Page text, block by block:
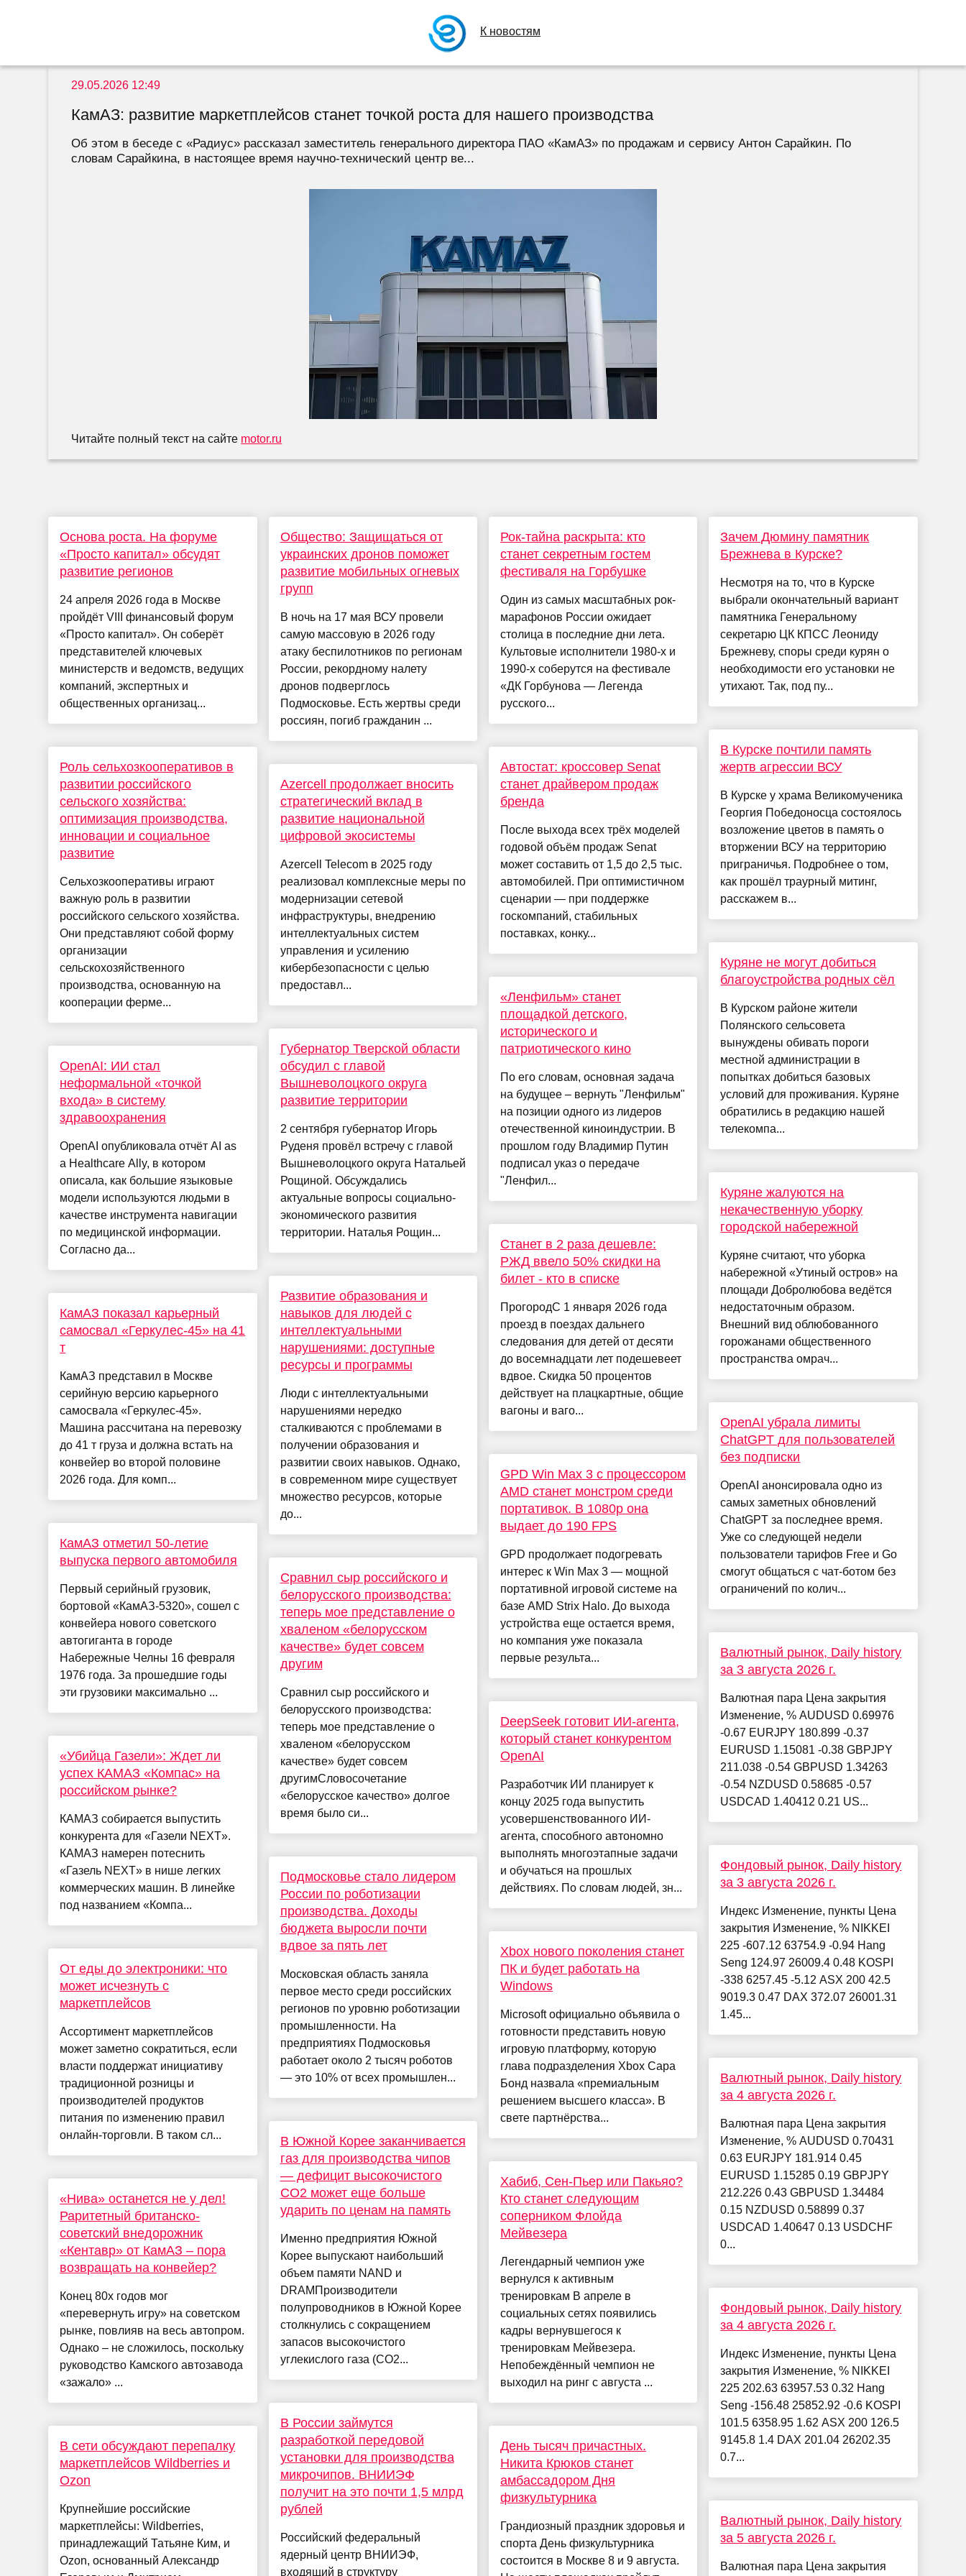
К новостям
29.05.2026 12:49
КамАЗ: развитие маркетплейсов станет точкой роста для нашего производства
Об этом в беседе с «Радиус» рассказал заместитель генерального директора ПАО «КамАЗ» по продажам и сервису Антон Сарайкин. По
словам Сарайкина, в настоящее время научно-технический центр ве...
Читайте полный текст на сайте motor.ru
Основа роста. На форуме
«Просто капитал» обсудят
развитие регионов
24 апреля 2026 года в Москве
пройдёт VIII финансовый форум
«Просто капитал». Он соберёт
представителей ключевых
министерств и ведомств, ведущих
компаний, экспертных и
общественных организац...
Роль сельхозкооперативов в
развитии российского
сельского хозяйства:
оптимизация производства,
инновации и социальное
развитие
Сельхозкооперативы играют
важную роль в развитии
российского сельского хозяйства.
Они представляют собой форму
организации
сельскохозяйственного
производства, основанную на
кооперации ферме...
OpenAI: ИИ стал
неформальной «точкой
входа» в систему
здравоохранения
OpenAI опубликовала отчёт AI as
a Healthcare Ally, в котором
описала, как большие языковые
модели используются людьми в
качестве инструмента навигации
по медицинской информации.
Согласно да...
КамАЗ показал карьерный
самосвал «Геркулес-45» на 41
т
КамАЗ представил в Москве
серийную версию карьерного
самосвала «Геркулес-45».
Машина рассчитана на перевозку
до 41 т груза и должна встать на
конвейер во второй половине
2026 года. Для комп...
КамАЗ отметил 50-летие
выпуска первого автомобиля
Первый серийный грузовик,
бортовой «КамАЗ-5320», сошел с
конвейера нового советского
автогиганта в городе
Набережные Челны 16 февраля
1976 года. За прошедшие годы
эти грузовики максимально ...
«Убийца Газели»: Ждет ли
успех КАМАЗ «Компас» на
российском рынке?
КАМАЗ собирается выпустить
конкурента для «Газели NEXT».
КАМАЗ намерен потеснить
«Газель NEXT» в нише легких
коммерческих машин. В линейке
под названием «Компа...
От еды до электроники: что
может исчезнуть с
маркетплейсов
Ассортимент маркетплейсов
может заметно сократиться, если
власти поддержат инициативу
традиционной розницы и
производителей продуктов
питания по изменению правил
онлайн-торговли. В таком сл...
«Нива» останется не у дел!
Раритетный британско-
советский внедорожник
«Кентавр» от КамАЗ – пора
возвращать на конвейер?
Конец 80х годов мог
«перевернуть игру» на советском
рынке, повлияв на весь автопром.
Однако – не сложилось, поскольку
руководство Камского автозавода
«зажало» ...
В сети обсуждают перепалку
маркетплейсов Wildberries и
Ozon
Крупнейшие российские
маркетплейсы: Wildberries,
принадлежащий Татьяне Ким, и
Ozon, основанный Александр
Общество: Защищаться от
украинских дронов поможет
развитие мобильных огневых
групп
В ночь на 17 мая ВСУ провели
самую массовую в 2026 году
атаку беспилотников по регионам
России, рекордному налету
дронов подверглось
Подмосковье. Есть жертвы среди
россиян, погиб гражданин ...
Azercell продолжает вносить
стратегический вклад в
развитие национальной
цифровой экосистемы
Azercell Telecom в 2025 году
реализовал комплексные меры по
модернизации сетевой
инфраструктуры, внедрению
интеллектуальных систем
управления и усилению
кибербезопасности с целью
предоставл...
Губернатор Тверской области
обсудил с главой
Вышневолоцкого округа
развитие территории
2 сентября губернатор Игорь
Руденя провёл встречу с главой
Вышневолоцкого округа Натальей
Рощиной. Обсуждались
актуальные вопросы социально-
экономического развития
территории. Наталья Рощин...
Развитие образования и
навыков для людей с
интеллектуальными
нарушениями: доступные
ресурсы и программы
Люди с интеллектуальными
нарушениями нередко
сталкиваются с проблемами в
получении образования и
развитии своих навыков. Однако,
в современном мире существует
множество ресурсов, которые
до...
Сравнил сыр российского и
белорусского производства:
теперь мое представление о
хваленом «белорусском
качестве» будет совсем
другим
Сравнил сыр российского и
белорусского производства:
теперь мое представление о
хваленом «белорусском
качестве» будет совсем
другимСловосочетание
«белорусское качество» долгое
время было си...
Подмосковье стало лидером
России по роботизации
производства. Доходы
бюджета выросли почти
вдвое за пять лет
Московская область заняла
первое место среди российских
регионов по уровню роботизации
промышленности. На
предприятиях Подмосковья
работает около 2 тысяч роботов
— это 10% от всех промышлен...
В Южной Корее заканчивается
газ для производства чипов
— дефицит высокочистого
CO2 может еще больше
ударить по ценам на память
Именно предприятия Южной
Корее выпускают наибольший
объем памяти NAND и
DRAMПроизводители
полупроводников в Южной Корее
столкнулись с сокращением
запасов высокочистого
углекислого газа (CO2...
В России займутся
разработкой передовой
установки для производства
микрочипов. ВНИИЭФ
получит на это почти 1,5 млрд
рублей
Российский федеральный
ядерный центр ВНИИЭФ,
входящий в структуру
Рок-тайна раскрыта: кто
станет секретным гостем
фестиваля на Горбушке
Один из самых масштабных рок-
марафонов России ожидает
столица в последние дни лета.
Культовые исполнители 1980-х и
1990-х соберутся на фестивале
«ДК Горбунова — Легенда
русского...
Автостат: кроссовер Senat
станет драйвером продаж
бренда
После выхода всех трёх моделей
годовой объём продаж Senat
может составить от 1,5 до 2,5 тыс.
автомобилей. При оптимистичном
сценарии — при поддержке
госкомпаний, стабильных
поставках, конку...
«Ленфильм» станет
площадкой детского,
исторического и
патриотического кино
По его словам, основная задача
на будущее – вернуть "Ленфильм"
на позиции одного из лидеров
отечественной киноиндустрии. В
прошлом году Владимир Путин
подписал указ о передаче
"Ленфил...
Станет в 2 раза дешевле:
РЖД ввело 50% скидки на
билет - кто в списке
ПрогородС 1 января 2026 года
проезд в поездах дальнего
следования для детей от десяти
до восемнадцати лет подешевеет
вдвое. Скидка 50 процентов
действует на плацкартные, общие
вагоны и ваго...
GPD Win Max 3 с процессором
AMD станет монстром среди
портативок. В 1080p она
выдает до 190 FPS
GPD продолжает подогревать
интерес к Win Max 3 — мощной
портативной игровой системе на
базе AMD Strix Halo. До выхода
устройства еще остается время,
но компания уже показала
первые результа...
DeepSeek готовит ИИ-агента,
который станет конкурентом
OpenAI
Разработчик ИИ планирует к
концу 2025 года выпустить
усовершенствованного ИИ-
агента, способного автономно
выполнять многоэтапные задачи
и обучаться на прошлых
действиях. По словам людей, зн...
Xbox нового поколения станет
ПК и будет работать на
Windows
Microsoft официально объявила о
готовности представить новую
игровую платформу, которую
глава подразделения Xbox Сара
Бонд назвала «премиальным
решением высшего класса». В
свете партнёрства...
Хабиб, Сен-Пьер или Пакьяо?
Кто станет следующим
соперником Флойда
Мейвезера
Легендарный чемпион уже
вернулся к активным
тренировкам В апреле в
социальных сетях появились
кадры вернувшегося к
тренировкам Мейвезера.
Непобеждённый чемпион не
выходил на ринг с августа ...
День тысяч причастных.
Никита Крюков станет
амбассадором Дня
физкультурника
Грандиозный праздник здоровья и
спорта День физкультурника
состоится в Москве 8 и 9 августа.
Зачем Дюмину памятник
Брежнева в Курске?
Несмотря на то, что в Курске
выбрали окончательный вариант
памятника Генеральному
секретарю ЦК КПСС Леониду
Брежневу, споры среди курян о
необходимости его установки не
утихают. Так, под пу...
В Курске почтили память
жертв агрессии ВСУ
В Курске у храма Великомученика
Георгия Победоносца состоялось
возложение цветов в память о
вторжении ВСУ на территорию
приграничья. Подробнее о том,
как прошёл траурный митинг,
расскажем в...
Куряне не могут добиться
благоустройства родных сёл
В Курском районе жители
Полянского сельсовета
вынуждены обивать пороги
местной администрации в
попытках добиться базовых
условий для проживания. Куряне
обратились в редакцию нашей
телекомпа...
Куряне жалуются на
некачественную уборку
городской набережной
Куряне считают, что уборка
набережной «Утиный остров» на
площади Добролюбова ведётся
недостаточным образом.
Внешний вид облюбованного
горожанами общественного
пространства омрач...
OpenAI убрала лимиты
ChatGPT для пользователей
без подписки
OpenAI анонсировала одно из
самых заметных обновлений
ChatGPT за последнее время.
Уже со следующей недели
пользователи тарифов Free и Go
смогут общаться с чат-ботом без
ограничений по колич...
Валютный рынок, Daily history
за 3 августа 2026 г.
Валютная пара Цена закрытия
Изменение, % AUDUSD 0.69976
-0.67 EURJPY 180.899 -0.37
EURUSD 1.15081 -0.38 GBPJPY
211.038 -0.54 GBPUSD 1.34263
-0.54 NZDUSD 0.58685 -0.57
USDCAD 1.40412 0.21 US...
Фондовый рынок, Daily history
за 3 августа 2026 г.
Индекс Изменение, пункты Цена
закрытия Изменение, % NIKKEI
225 -607.12 63754.9 -0.94 Hang
Seng 124.97 26009.4 0.48 KOSPI
-338 6257.45 -5.12 ASX 200 42.5
9019.3 0.47 DAX 372.07 26001.31
1.45...
Валютный рынок, Daily history
за 4 августа 2026 г.
Валютная пара Цена закрытия
Изменение, % AUDUSD 0.70431
0.63 EURJPY 181.914 0.45
EURUSD 1.15285 0.19 GBPJPY
212.226 0.43 GBPUSD 1.34484
0.15 NZDUSD 0.58899 0.37
USDCAD 1.40647 0.13 USDCHF
0...
Фондовый рынок, Daily history
за 4 августа 2026 г.
Индекс Изменение, пункты Цена
закрытия Изменение, % NIKKEI
225 202.63 63957.53 0.32 Hang
Seng -156.48 25852.92 -0.6 KOSPI
101.5 6358.95 1.62 ASX 200 126.5
9145.8 1.4 DAX 201.04 26202.35
0.7...
Валютный рынок, Daily history
за 5 августа 2026 г.
Валютная пара Цена закрытия